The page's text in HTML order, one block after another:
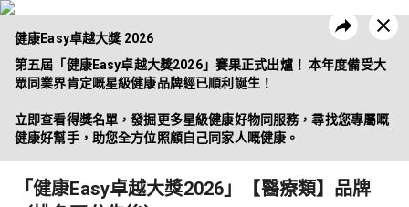
昔日活動 企業方案
健康Easy卓越大獎 2026
第五屆「健康Easy卓越大獎2026」賽果正式出爐！ 本年度備受大
眾同業界肯定嘅星級健康品牌經已順利誕生！
立即查看得獎名單，發掘更多星級健康好物同服務，尋找您專屬嘅
健康好幫手，助您全方位照顧自己同家人嘅健康。
「健康Easy卓越大獎2026」【醫療類】品牌